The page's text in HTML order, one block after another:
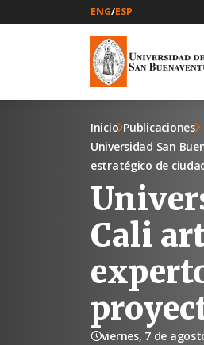
ENG/ESP
Inicio Publicaciones
Universidad San
estratégico de
Cali
viernes, 7 de